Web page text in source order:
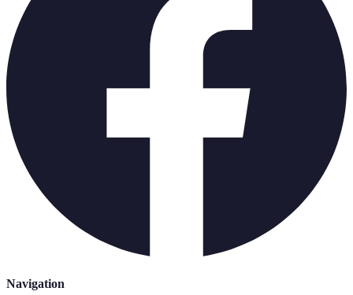
Navigation